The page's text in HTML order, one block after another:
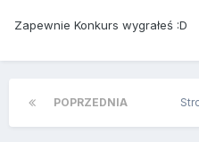
Zapewnie Konkurs wygrałeś :D
POPRZEDNIA